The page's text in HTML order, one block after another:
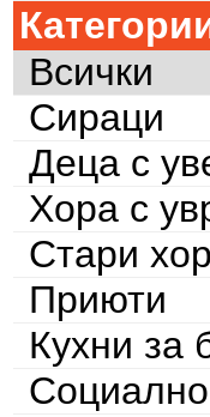
Всички
Сираци
Деца с
Хора с
Стари
Приюти
Кухни за